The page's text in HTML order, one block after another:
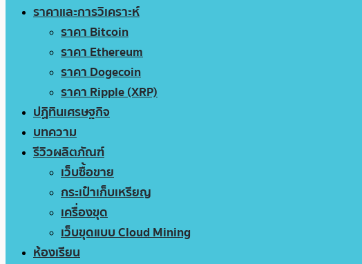
ราคาและการวิเคราะห์
ราคา Bitcoin
ราคา Ethereum
ราคา Dogecoin
ราคา Ripple (XRP)
ปฏิทินเศรษฐกิจ
บทความ
รีวิวผลิตภัณฑ์
เว็บซื้อขาย
กระเป๋าเก็บเหรียญ
เครื่องขุด
เว็บขุดแบบ Cloud Mining
ห้องเรียน